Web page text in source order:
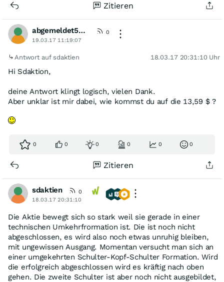
Zitieren
abgemeldet568354
0
19.03.17 11:19:07
Antwort auf sdaktien 18.03.17 20:31:10 Uhr
Hi Sdaktion,
deine Antwort klingt logisch, vielen Dank.
Aber unklar ist mir dabei, wie kommst du auf die 13,59 $ ?
0 0 0 0 0 0
Zitieren
sdaktien
0
18.03.17 20:31:10
Die Aktie bewegt sich so stark weil sie gerade in einer
technischen Umkehrfrormation ist. Die ist noch nicht
abgeschlossen, es wird also noch etwas unruhig bleiben,
mit ungewissen Ausgang. Momentan versucht man sich an
einer umgekehrten Schulter-Kopf-Schulter Formation. Wird
die erfolgreich abgeschlossen wird es kräftig nach oben
gehen. Die zweite Schulter ist aber noch nicht ausgebildet,